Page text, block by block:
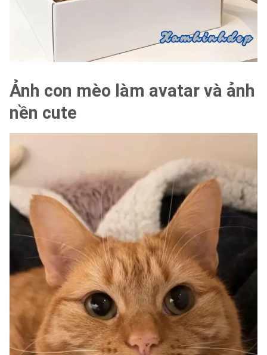
Ảnh con mèo làm avatar và ảnh
nền cute